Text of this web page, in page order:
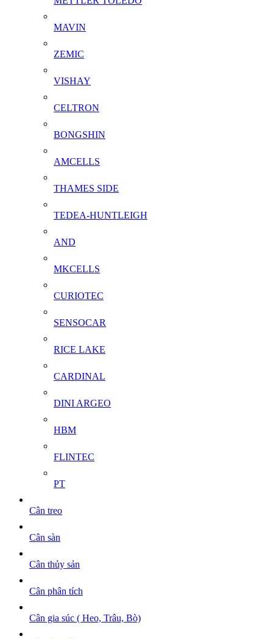
MAVIN
ZEMIC
VISHAY
CELTRON
BONGSHIN
AMCELLS
THAMES SIDE
TEDEA-HUNTLEIGH
AND
MKCELLS
CURIOTEC
SENSOCAR
RICE LAKE
CARDINAL
DINI ARGEO
HBM
FLINTEC
PT
Cân treo
Cân sàn
Cân thủy sản
Cân phân tích
Cân gia súc ( Heo, Trâu, Bò)